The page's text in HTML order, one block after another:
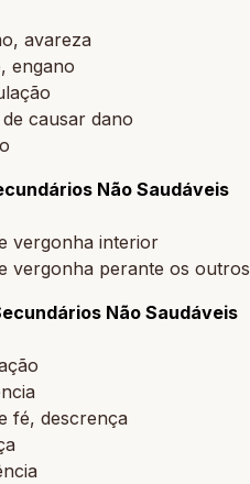
avareza
engano
de causar dano
Não Saudáveis
vergonha interior
vergonha perante os outros
Não Saudáveis
fé, descrença